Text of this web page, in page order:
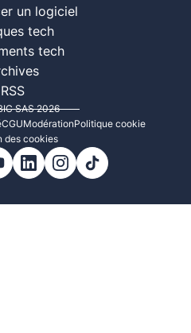
un logiciel
tech
tech
RSS
SAS 2026
CGUModérationPolitique cookie
des cookies